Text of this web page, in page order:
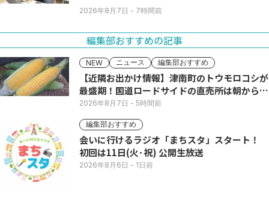
2026年8月7日 - 7時間前
編集部おすすめの記事
NEW ニュース 編集部おすすめ
【近隣お出かけ情報】津南町のトウモロコシが
最盛期！国道ロードサイドの直売所は朝から長
い列
2026年8月7日 - 5時間前
編集部おすすめ
会いに行けるラジオ「まちスタ」スタート！
初回は11日(火･祝) 公開生放送
2026年8月6日 - 1日前